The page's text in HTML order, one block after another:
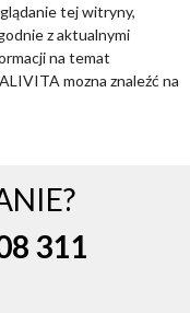
tej witryny,
z aktualnymi
na temat
mozna znaleźć na
311